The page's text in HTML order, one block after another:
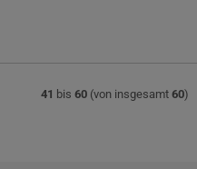
41 bis 60(von insgesamt 60)